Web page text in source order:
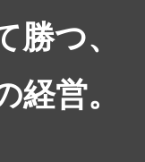
勝つ、
経営。